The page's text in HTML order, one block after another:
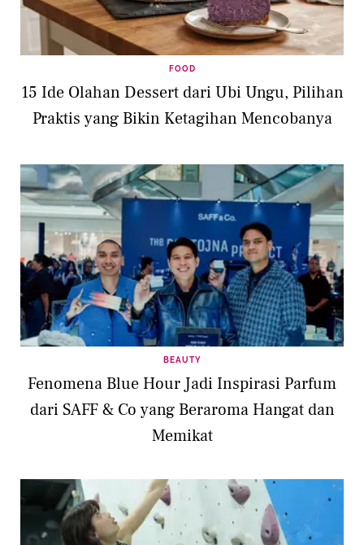
FOOD
15 Ide Olahan Dessert dari Ubi Ungu, Pilihan
Praktis yang Bikin Ketagihan Mencobanya
BEAUTY
Fenomena Blue Hour Jadi Inspirasi Parfum
dari SAFF & Co yang Beraroma Hangat dan
Memikat